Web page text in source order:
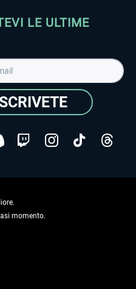
LE ULTIME
Tutti i diritti riservati.
momento.